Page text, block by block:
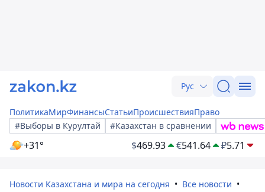
Рус
ПолитикаМирФинансыСтатьиПроисшествияПраво
#Выборы в Курултай
#Казахстан в сравнении
+31° $469.93 €541.64 ₽5.71
Новости Казахстана и мира на сегодня
Все новости